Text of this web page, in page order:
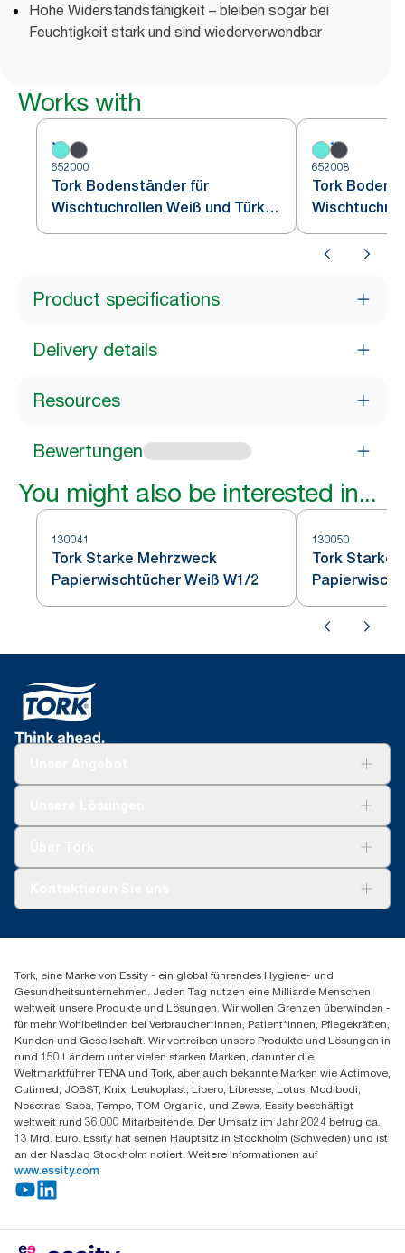
Hohe Widerstandsfähigkeit – bleiben sogar bei
Feuchtigkeit stark und sind wiederverwendbar
Works with
652000
Tork Bodenständer für
Wischtuchrollen Weiß und Türkis
W1
652008
Tork
Schwarz W1
Product specifications
Delivery details
Resources
Bewertungen
You might also be interested in...
130041
Tork Starke Mehrzweck
Papierwischtücher Weiß W1/2
130050
Tork Starke
Spenderreklamation
+41 (0)848/810152
Essity Switzerland AG
Parkstraße 1b
6214 Schenkon
Mo-Do 8:00-16:30 | Fr 8:00-15:00
GLN: 7609999000928
Tork, eine Marke von Essity - ein global führendes Hygiene- und
Gesundheitsunternehmen. Jeden Tag nutzen eine Milliarde Menschen
weltweit unsere Produkte und Lösungen. Wir wollen Grenzen überwinden -
für mehr Wohlbefinden bei Verbraucher*innen, Patient*innen, Pflegekräften,
Kunden und Gesellschaft. Wir vertreiben unsere Produkte und Lösungen in
rund 150 Ländern unter vielen starken Marken, darunter die
Weltmarktführer TENA und Tork, aber auch bekannte Marken wie Actimove,
Cutimed, JOBST, Knix, Leukoplast, Libero, Libresse, Lotus, Modibodi,
Nosotras, Saba, Tempo, TOM Organic, und Zewa. Essity beschäftigt
weltweit rund 36.000 Mitarbeitende. Der Umsatz im Jahr 2024 betrug ca.
13 Mrd. Euro. Essity hat seinen Hauptsitz in Stockholm (Schweden) und ist
an der Nasdaq Stockholm notiert. Weitere Informationen auf
www.essity.com